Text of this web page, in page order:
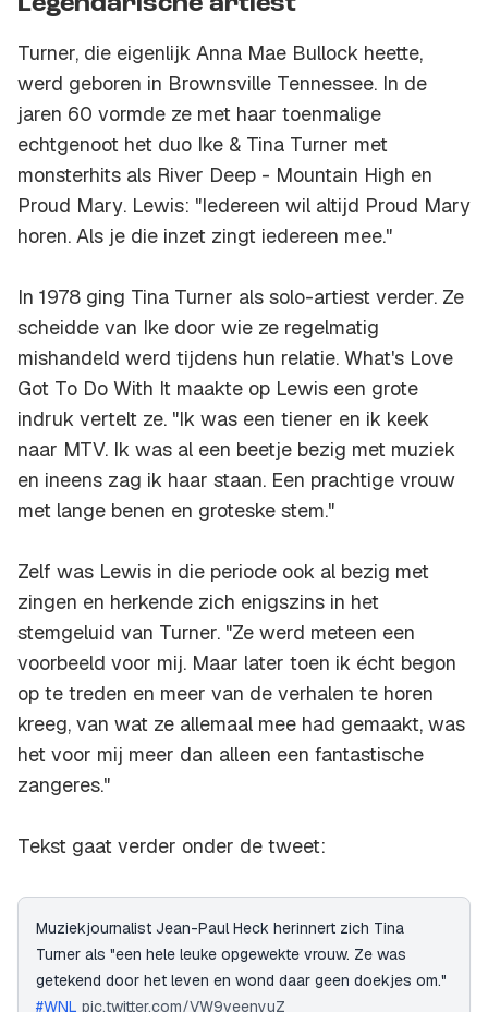
Turner, die eigenlijk Anna Mae Bullock heette,
werd geboren in Brownsville Tennessee. In de
jaren 60 vormde ze met haar toenmalige
echtgenoot het duo Ike & Tina Turner met
monsterhits als River Deep - Mountain High en
Proud Mary. Lewis: "Iedereen wil altijd Proud Mary
horen. Als je die inzet zingt iedereen mee."
In 1978 ging Tina Turner als solo-artiest verder. Ze
scheidde van Ike door wie ze regelmatig
mishandeld werd tijdens hun relatie. What's Love
Got To Do With It maakte op Lewis een grote
indruk vertelt ze. "Ik was een tiener en ik keek
naar MTV. Ik was al een beetje bezig met muziek
en ineens zag ik haar staan. Een prachtige vrouw
met lange benen en groteske stem."
Zelf was Lewis in die periode ook al bezig met
zingen en herkende zich enigszins in het
stemgeluid van Turner. "Ze werd meteen een
voorbeeld voor mij. Maar later toen ik écht begon
op te treden en meer van de verhalen te horen
kreeg, van wat ze allemaal mee had gemaakt, was
het voor mij meer dan alleen een fantastische
zangeres."
Tekst gaat verder onder de tweet:
Muziekjournalist Jean-Paul Heck herinnert zich Tina
Turner als "een hele leuke opgewekte vrouw. Ze was
getekend door het leven en wond daar geen doekjes om."
#WNL pic.twitter.com/VW9veenyuZ